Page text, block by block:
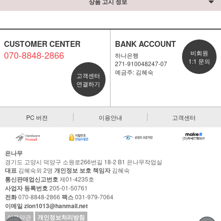
CUSTOMER CENTER
070-8848-2866
고객센터
연결하기
BANK ACCOUNT
하나은행
271-910048247-07
예금주: 김혜숙
비회원
1:1 문의
PC 버전 이용안내 고객센터
은나무
경기도 고양시 덕양구 소원로266번길 18-2 B1 은나무작업실
대표 김혜숙외 2명 개인정보 보호 책임자김혜숙
통신판매업신고번호제01-4235호
사업자 등록번호205-01-50761
전화070-8848-2866 팩스031-979-7064
이메일 zion1013@hanmail.net
이용약관 개인정보처리방침